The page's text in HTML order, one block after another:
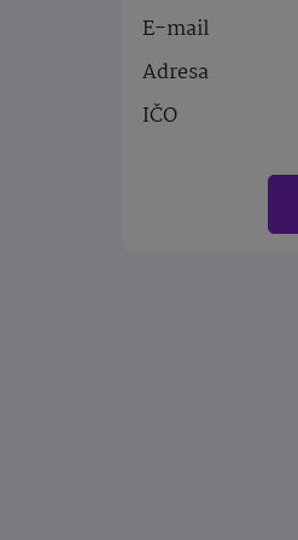
E-mail
Adresa
IČO